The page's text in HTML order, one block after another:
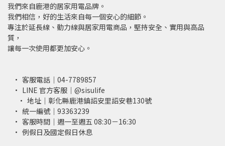
我們來自鹿港的居家用電品牌。
我們相信，好的生活來自每一個安心的細節。
專注於延長線、動力線與居家用電商品，堅持安全、實用與高品
質，
讓每一次使用都更加安心。
客服電話｜04-7789857
LINE 官方客服｜@sisulife
地址｜彰化縣鹿港鎮詔安里詔安巷130號
統一編號｜93363239
客服時間｜週一至週五 08:30－16:30
例假日及國定假日休息